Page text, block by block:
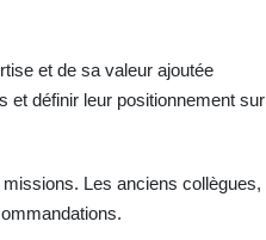
et de sa valeur ajoutée
et définir leur positionnement sur
Les anciens collègues,